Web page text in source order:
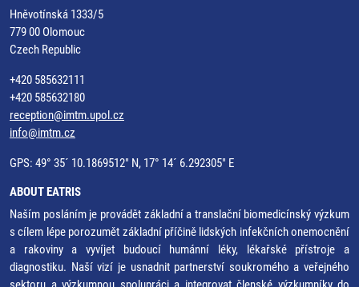
Hněvotínská 1333/5
779 00 Olomouc
Czech Republic
+420 585632111
+420 585632180
reception@imtm.upol.cz
info@imtm.cz
GPS: 49° 35´ 10.1869512" N, 17° 14´ 6.292305" E
ABOUT EATRIS
Naším posláním je provádět základní a translační biomedicínský výzkum
s cílem lépe porozumět základní příčině lidských infekčních onemocnění
a rakoviny a vyvíjet budoucí humánní léky, lékařské přístroje a
diagnostiku. Naší vizí je usnadnit partnerství soukromého a veřejného